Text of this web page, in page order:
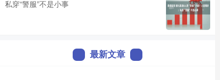
私穿“警服”不是小事
最新文章